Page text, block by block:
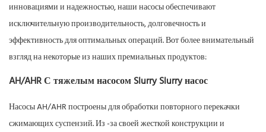
инновациями и надежностью, наши насосы обеспечивают
исключительную производительность, долговечность и
эффективность для оптимальных операций. Вот более внимательный
взгляд на некоторые из наших премиальных продуктов:
AH/AHR С тяжелым насосом Slurry Slurry насос
Насосы AH/AHR построены для обработки повторного перекачки
сжимающих суспензий. Из -за своей жесткой конструкции и